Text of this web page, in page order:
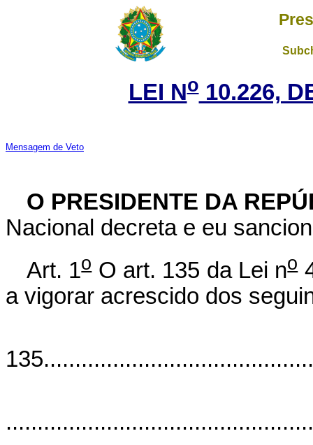
LEI No10.226,
Mensagem de Veto
O PRESIDENTE DA
Nacional decreta e eu
Art. 1oO art. 135 da Lei no
a vigorar acrescido dos